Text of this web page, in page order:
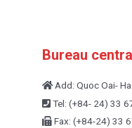
Bureau
Add: Quoc Oai-
Tel: (+84- 24) 33
Fax: (+84-24) 33